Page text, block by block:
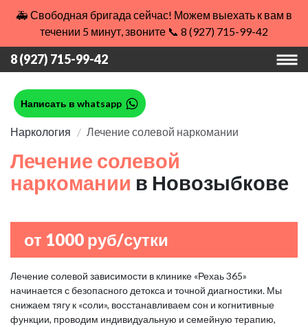
🚑 Свободная бригада сейчас! Можем выехать к вам в
течении 5 минут, звоните 📞 8 (927) 715-99-42
8 (927) 715-99-42
Написать в whatsapp
Наркология Лечение солевой наркомании
Лечение солевой
наркомании в Новозыбкове
от 1000 руб/сутки
Лечение солевой зависимости в клинике «Рехаь 365»
начинается с безопасного детокса и точной диагностики. Мы
снижаем тягу к «соли», восстанавливаем сон и когнитивные
функции, проводим индивидуальную и семейную терапию,